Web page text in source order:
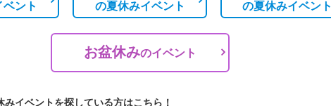
ント の夏休みイベント の夏休みイベント
お盆休みのイベント
イベントを探している方はこちら！